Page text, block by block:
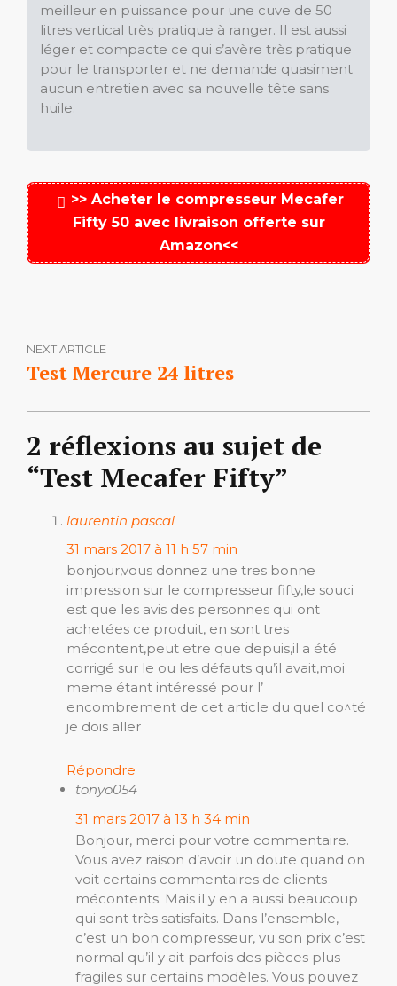
meilleur en puissance pour une cuve de 50
litres vertical très pratique à ranger. Il est aussi
léger et compacte ce qui s’avère très pratique
pour le transporter et ne demande quasiment
aucun entretien avec sa nouvelle tête sans
huile.
>> Acheter le compresseur Mecafer
Fifty 50 avec livraison offerte sur
Amazon<<
NEXT ARTICLE
Test Mercure 24 litres
2 réflexions au sujet de
“Test Mecafer Fifty”
laurentin pascal
31 mars 2017 à 11 h 57 min
bonjour,vous donnez une tres bonne
impression sur le compresseur fifty,le souci
est que les avis des personnes qui ont
achetées ce produit, en sont tres
mécontent,peut etre que depuis,il a été
corrigé sur le ou les défauts qu’il avait,moi
meme étant intéressé pour l’
encombrement de cet article du quel co^té
je dois aller
Répondre
tonyo054
31 mars 2017 à 13 h 34 min
Bonjour, merci pour votre commentaire.
Vous avez raison d’avoir un doute quand on
voit certains commentaires de clients
mécontents. Mais il y en a aussi beaucoup
qui sont très satisfaits. Dans l’ensemble,
c’est un bon compresseur, vu son prix c’est
normal qu’il y ait parfois des pièces plus
fragiles sur certains modèles. Vous pouvez